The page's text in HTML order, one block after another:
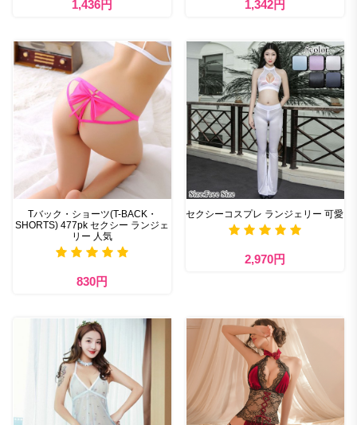
1,436円 1,342円
Tバック・ショーツ(T-BACK・
SHORTS) 477pk セクシー ランジェ
リー 人気
830円
セクシーコスプレ ランジェリー 可愛
2,970円